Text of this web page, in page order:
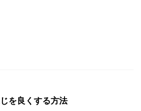
を良くする方法